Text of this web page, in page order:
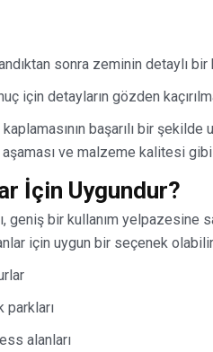
sonra zeminin detaylı bir
için detayların gözden
başarılı bir
aşaması ve malzeme kalitesi
İçin Uygundur?
geniş bir kullanım
için uygun bir seçenek
parkları
alanları